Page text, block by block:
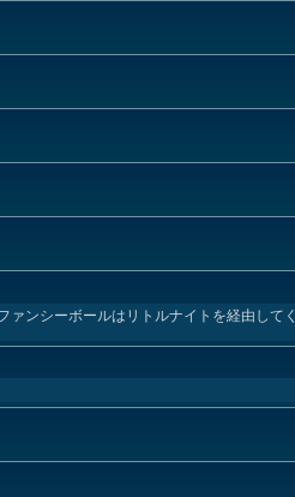
ンシーボールはリトルナイトを経由してく